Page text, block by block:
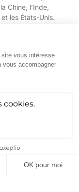
Chine, l’Inde,
les États-Unis.
y
et rigueur,
mondiale.
précieuse pour
sur les
contraintes
ultime :
celle injectée